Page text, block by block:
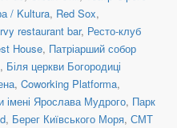
/ Kultura, Red Sox,
restaurant bar, Ресто-клуб
House, Патріарший собор
, Біля церкви Богородиці
, Coworking Platforma,
імені Ярослава Мудрого, Парк
, Берег Київського Моря, СМТ